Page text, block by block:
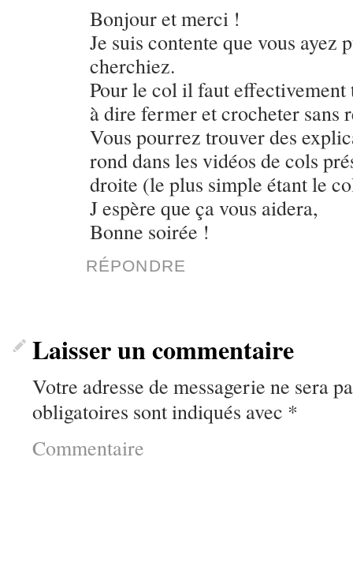
Bonjour et merci !
Je suis contente que vous ayez
cherchiez.
Pour le col il faut
à dire fermer et crocheter sans
Vous pourrez trouver des
rond dans les vidéos de cols
droite (le plus simple étant le
J espère que ça vous aidera,
Bonne soirée !
RÉPONDRE
Laisser un commentaire
Votre adresse de messagerie ne sera
obligatoires sont indiqués avec *
Commentaire